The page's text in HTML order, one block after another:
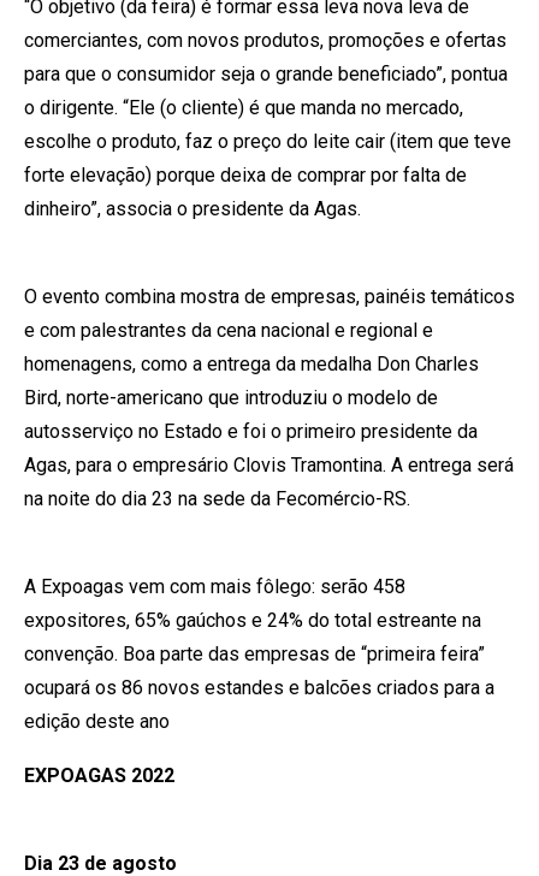
“O objetivo (da feira) é formar essa leva nova leva de
comerciantes, com novos produtos, promoções e ofertas
para que o consumidor seja o grande beneficiado”, pontua
o dirigente. “Ele (o cliente) é que manda no mercado,
escolhe o produto, faz o preço do leite cair (item que teve
forte elevação) porque deixa de comprar por falta de
dinheiro”, associa o presidente da Agas.
O evento combina mostra de empresas, painéis temáticos
e com palestrantes da cena nacional e regional e
homenagens, como a entrega da medalha Don Charles
Bird, norte-americano que introduziu o modelo de
autosserviço no Estado e foi o primeiro presidente da
Agas, para o empresário Clovis Tramontina. A entrega será
na noite do dia 23 na sede da Fecomércio-RS.
A Expoagas vem com mais fôlego: serão 458
expositores, 65% gaúchos e 24% do total estreante na
convenção. Boa parte das empresas de “primeira feira”
ocupará os 86 novos estandes e balcões criados para a
edição deste ano
EXPOAGAS 2022
Dia 23 de agosto